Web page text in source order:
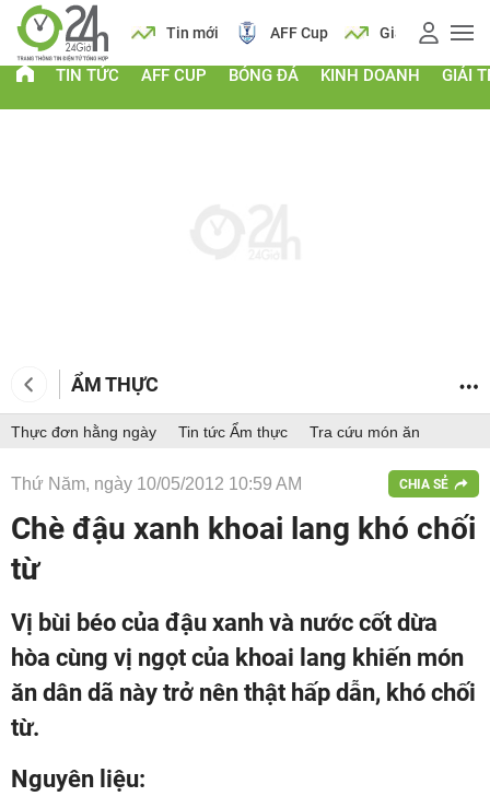
Lịch Tin mới AFF Cup Giá vàng
TIN TỨC AFF CUP BÓNG ĐÁ KINH DOANH GIẢI
ẨM THỰC
Thực đơn hằng ngày Tin tức Ẩm thực Tra cứu món ăn
Thứ Năm, ngày 10/05/2012 10:59 AM CHIA SẺ
Chè đậu xanh khoai lang khó chối
từ
Vị bùi béo của đậu xanh và nước cốt dừa
hòa cùng vị ngọt của khoai lang khiến món
ăn dân dã này trở nên thật hấp dẫn, khó chối
từ.
Nguyên liệu: